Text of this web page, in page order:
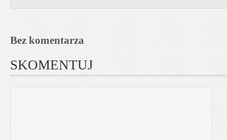
Bez komentarza
SKOMENTUJ